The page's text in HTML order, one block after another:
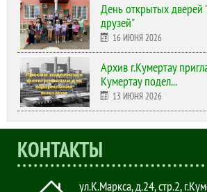
День открытых дверей
друзей"
16 ИЮНЯ 2026
Архив г.Кумертау
Кумертау подел...
13 ИЮНЯ 2026
КОНТАКТЫ
ул.К.Маркса, д.24, стр.2,